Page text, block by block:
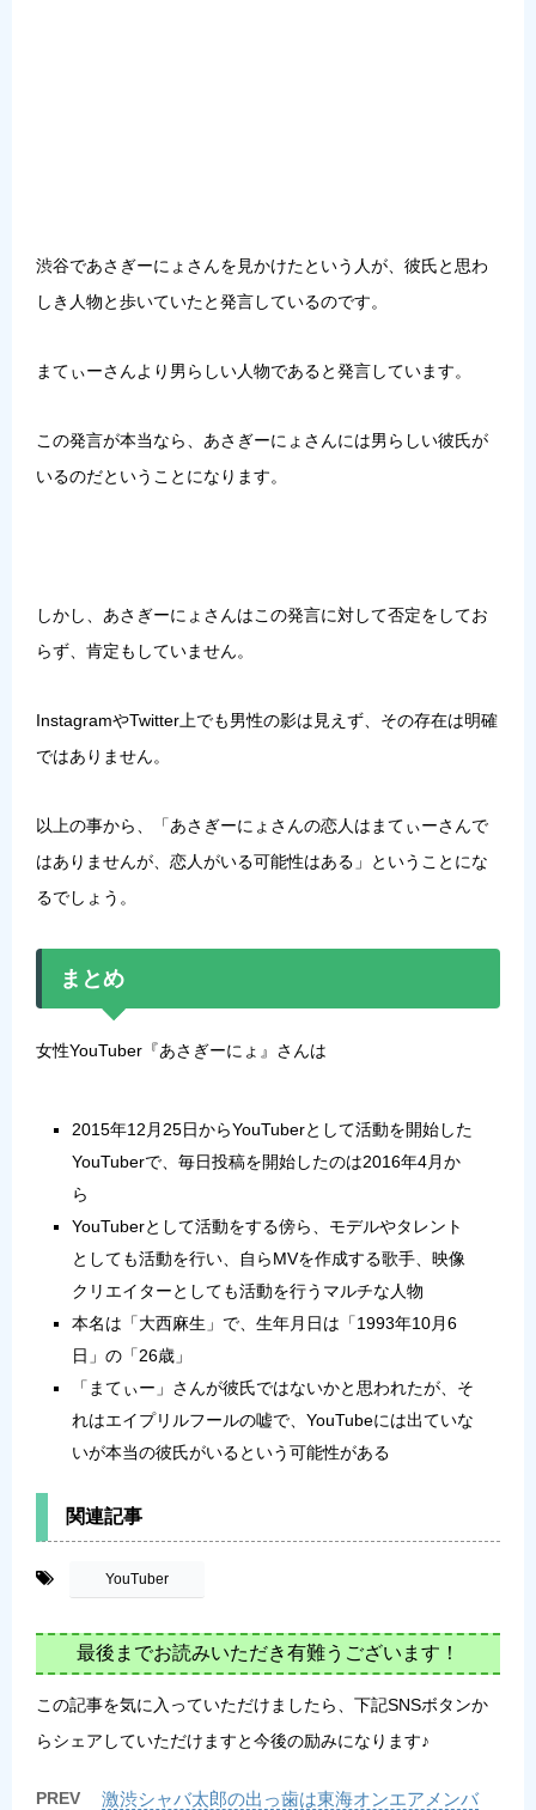
渋谷であさぎーにょさんを見かけたという人が、彼氏と思わ
しき人物と歩いていたと発言しているのです。
まてぃーさんより男らしい人物であると発言しています。
この発言が本当なら、あさぎーにょさんには男らしい彼氏が
いるのだということになります。
しかし、 あさぎーにょさんはこの発言に対して否定をしてお
らず、肯定もしていません。
InstagramやTwitter上でも男性の影は見えず、その存在は明確
ではありません。
以上の事から、「あさぎーにょさんの恋人はまてぃーさんで
はありませんが、恋人がいる可能性はある 」ということにな
るでしょう。
まとめ
女性YouTuber『あさぎーにょ』さんは
2015年12月25日からYouTuberとして活動を開始した
YouTuberで、毎日投稿を開始したのは2016年4月か
ら
YouTuberとして活動をする傍ら、モデルやタレント
としても活動を行い、自らMVを作成する歌手、映像
クリエイターとしても活動を行うマルチな人物
本名は「大西麻生」で、生年月日は「1993年10月6
日」の「26歳」
「まてぃー」さんが彼氏ではないかと思われたが、そ
れはエイプリルフールの嘘で、YouTubeには出ていな
いが本当の彼氏がいるという可能性がある
関連記事
YouTuber
最後までお読みいただき有難うございます！
この記事を気に入っていただけましたら、下記SNSボタンか
らシェアしていただけますと今後の励みになります♪
PREV
激渋シャバ太郎の出っ歯は東海オンエアメンバ